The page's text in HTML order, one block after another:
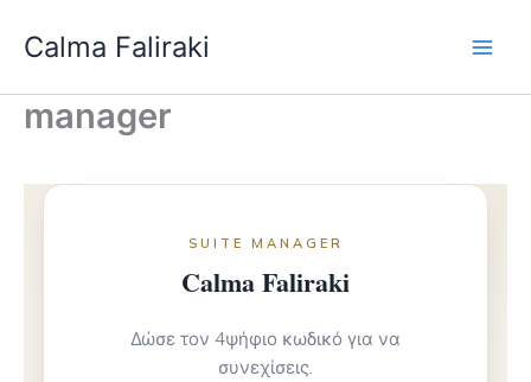
Calma Faliraki
manager
SUITE MANAGER
Calma Faliraki
Δώσε τον 4ψήφιο κωδικό για να
συνεχίσεις.